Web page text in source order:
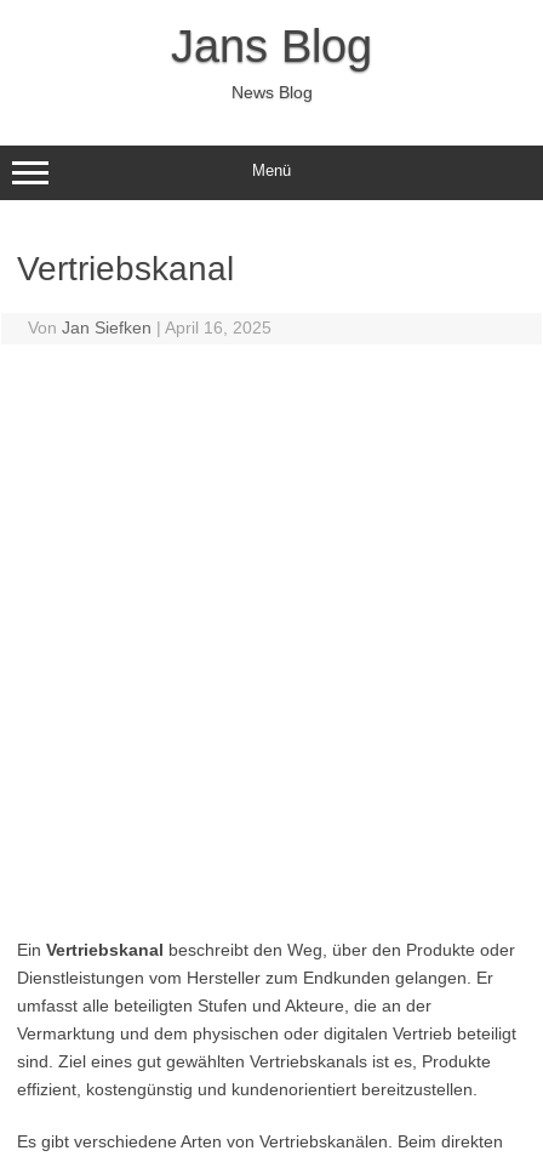
Jans Blog
News Blog
Menü
Vertriebskanal
Von Jan Siefken | April 16, 2025
Ein Vertriebskanal beschreibt den Weg, über den Produkte oder
Dienstleistungen vom Hersteller zum Endkunden gelangen. Er
umfasst alle beteiligten Stufen und Akteure, die an der
Vermarktung und dem physischen oder digitalen Vertrieb beteiligt
sind. Ziel eines gut gewählten Vertriebskanals ist es, Produkte
effizient, kostengünstig und kundenorientiert bereitzustellen.
Es gibt verschiedene Arten von Vertriebskanälen. Beim direkten